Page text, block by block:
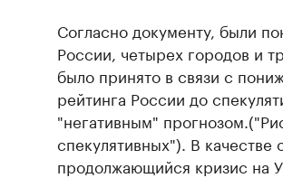
Согласно документу, были
России, четырех городов и
было принято в связи с
рейтинга России до
"негативным"
спекулятивных"). В качестве
продолжающийся кризис на